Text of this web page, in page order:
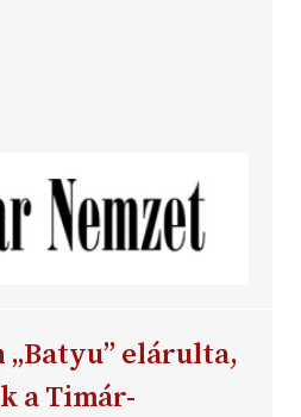
„Batyu” elárulta,
a Timár-